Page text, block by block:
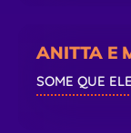
ANITTA E
SOME QUE